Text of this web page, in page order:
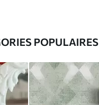
POPULAIRES